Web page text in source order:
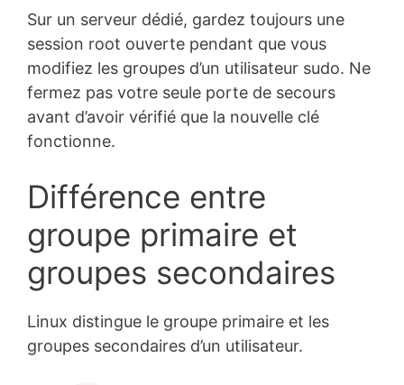
Sur un serveur dédié, gardez toujours une
session root ouverte pendant que vous
modifiez les groupes d’un utilisateur sudo. Ne
fermez pas votre seule porte de secours
avant d’avoir vérifié que la nouvelle clé
fonctionne.
Différence entre
groupe primaire et
groupes secondaires
Linux distingue le groupe primaire et les
groupes secondaires d’un utilisateur.